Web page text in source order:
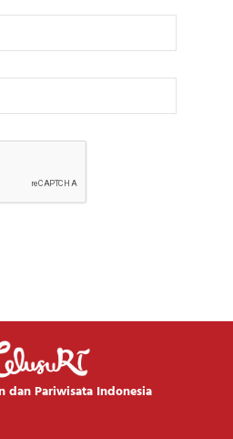
dan Pariwisata Indonesia